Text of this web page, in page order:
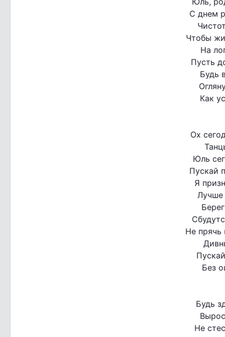
С днем
Чтобы
На
Пусть
Будь
Как
Ох
Юль
Пускай
Я
Лучше
Не прячь
Без
Будь
Не